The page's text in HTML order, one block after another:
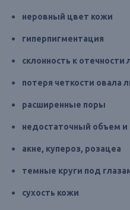
неровный цвет кожи
гиперпигментация
склонность к отечности
потеря четкости овала
расширенные поры
недостаточный объем и
акне, купероз, розацеа
темные круги под
сухость кожи